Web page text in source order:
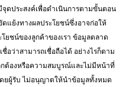
ดประสงค์เพื่อดำเนินการตามขั้นตอน
แย้งทางผลประโยชน์ซึ่งอาจก่อให้
ยชน์ของลูกค้าของเรา ข้อมูลตลาด
อว่าสามารถเชื่อถือได้ อย่างไรก็ตาม
กต้องหรือความสมบูรณ์และไม่มีหน้าที่
ยผู้รับ ไม่อนุญาตให้นำข้อมูลทั้งหมด